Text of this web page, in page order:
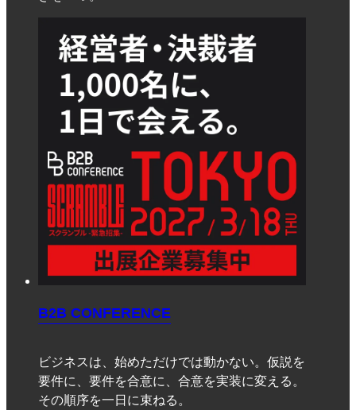
B2B CONFERENCE
ビジネスは、始めただけでは動かない。仮説を
要件に、要件を合意に、合意を実装に変える。
その順序を一日に束ねる。